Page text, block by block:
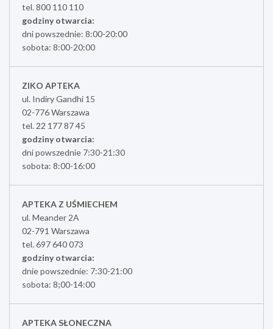
tel. 800 110 110
godziny otwarcia:
dni powszednie: 8:00-20:00
sobota: 8:00-20:00
ZIKO APTEKA
ul. Indiry Gandhi 15
02-776 Warszawa
tel. 22 177 87 45
godziny otwarcia:
dni powszednie 7:30-21:30
sobota: 8:00-16:00
APTEKA Z UŚMIECHEM
ul. Meander 2A
02-791 Warszawa
tel. 697 640 073
godziny otwarcia:
dnie powszednie: 7:30-21:00
sobota: 8;00-14:00
APTEKA SŁONECZNA